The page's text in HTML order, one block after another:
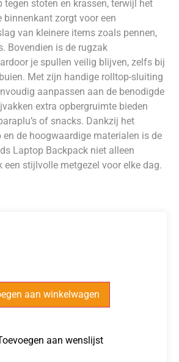
tegen stoten en krassen, terwijl het
binnenkant zorgt voor een
van kleinere items zoals pennen,
Bovendien is de rugzak
je spullen veilig blijven, zelfs bij
Met zijn handige rolltop-sluiting
aanpassen aan de benodigde
extra opbergruimte bieden
of snacks. Dankzij het
de hoogwaardige materialen is de
Laptop Backpack niet alleen
een stijlvolle metgezel voor elke dag.
aan winkelwagen
aan wenslijst